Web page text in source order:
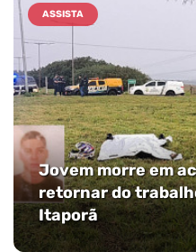
ASSISTA
Jovem morre em
retornar do
Itaporã